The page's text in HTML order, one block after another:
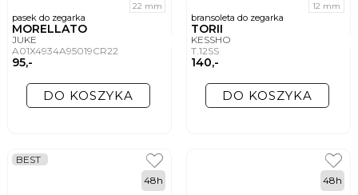
pasek do zegarka
MORELLATO
JUKE
A01X4934A95019CR22
95,-
22 mm
DO KOSZYKA
bransoleta do zegarka
TORII
KESSHO
T.12SS
140,-
12 mm
DO KOSZYKA
BEST
48h 48h